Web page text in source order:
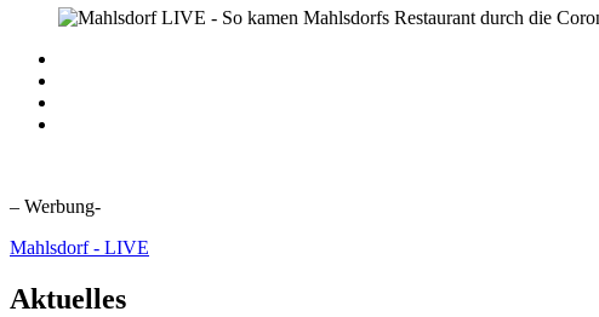
– Werbung-
Mahlsdorf - LIVE
Aktuelles